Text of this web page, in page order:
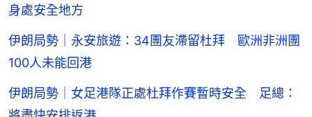
身處安全地方
伊朗局勢｜永安旅遊：34團友滯留杜拜 歐洲非洲團
100人未能回港
伊朗局勢｜女足港隊正處杜拜作賽暫時安全 足總：